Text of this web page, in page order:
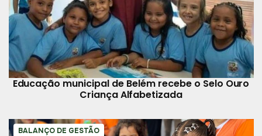
Educação municipal de Belém recebe o Selo Ouro
Criança Alfabetizada
BALANÇO DE GESTÃO